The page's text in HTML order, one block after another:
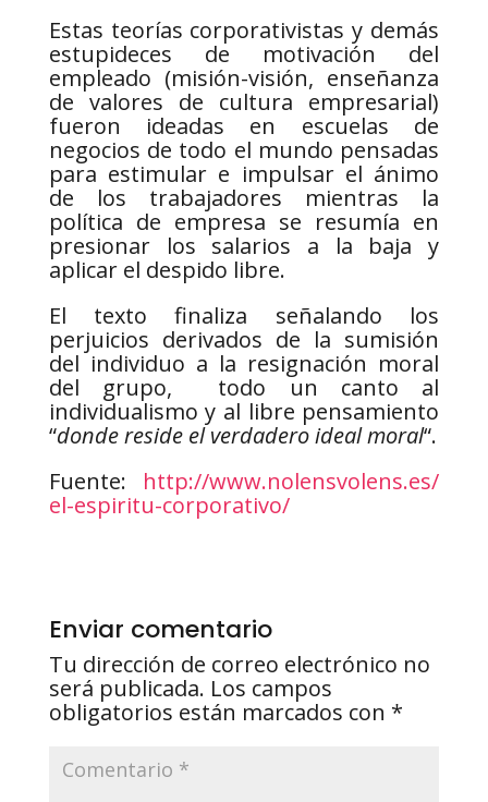
Estas teorías corporativistas y demás
estupideces de motivación del
empleado (misión-visión, enseñanza
de valores de cultura empresarial)
fueron ideadas en escuelas de
negocios de todo el mundo pensadas
para estimular e impulsar el ánimo
de los trabajadores mientras la
política de empresa se resumía en
presionar los salarios a la baja y
aplicar el despido libre.
El texto finaliza señalando los
perjuicios derivados de la sumisión
del individuo a la resignación moral
del grupo, todo un canto al
individualismo y al libre pensamiento
“donde reside el verdadero ideal moral“.
Fuente: http://www.nolensvolens.es/
el-espiritu-corporativo/
Enviar comentario
Tu dirección de correo electrónico no
será publicada. Los campos
obligatorios están marcados con *